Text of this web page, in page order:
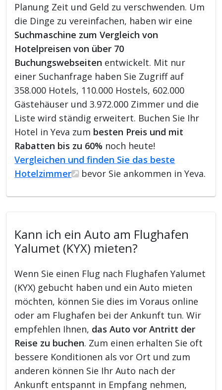
Planung Zeit und Geld zu verschwenden. Um
die Dinge zu vereinfachen, haben wir eine
Suchmaschine zum Vergleich von
Hotelpreisen von über 70
Buchungswebseiten entwickelt. Mit nur
einer Suchanfrage haben Sie Zugriff auf
358.000 Hotels, 110.000 Hostels, 602.000
Gästehäuser und 3.972.000 Zimmer und die
Liste wird ständig erweitert. Buchen Sie Ihr
Hotel in Yeva zum besten Preis und mit
Rabatten bis zu 60% noch heute!
Vergleichen und finden Sie das beste
Hotelzimmer
bevor Sie ankommen in Yeva.
Kann ich ein Auto am Flughafen
Yalumet (KYX) mieten?
Wenn Sie einen Flug nach Flughafen Yalumet
(KYX) gebucht haben und ein Auto mieten
möchten, können Sie dies im Voraus online
oder am Flughafen bei der Ankunft tun. Wir
empfehlen Ihnen, das Auto vor Antritt der
Reise zu buchen. Zum einen erhalten Sie oft
bessere Konditionen als vor Ort und zum
anderen können Sie Ihr Auto nach der
Ankunft entspannt in Empfang nehmen,